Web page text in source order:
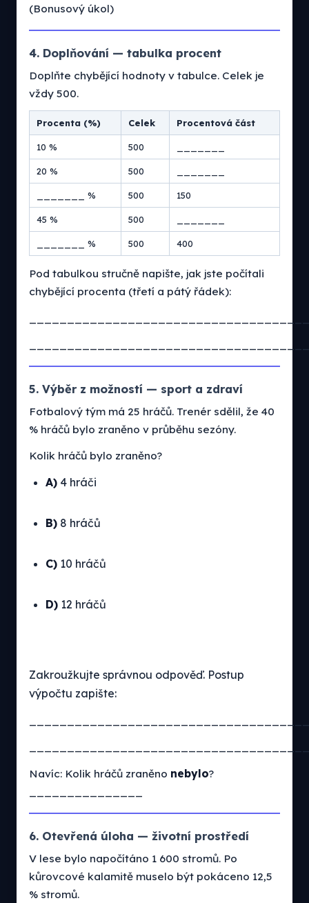
(Bonusový úkol)
4. Doplňování — tabulka procent
Doplňte chybějící hodnoty v tabulce. Celek je
vždy 500.
Procenta (%) Celek Procentová část
10 % 500
20 % 500
_______ % 500 150
45 % 500
_______ % 500 400
Pod tabulkou stručně napište, jak jste počítali
chybějící procenta (třetí a pátý řádek):
5. Výběr z možností — sport a zdraví
Fotbalový tým má 25 hráčů. Trenér sdělil, že 40
% hráčů bylo zraněno v průběhu sezóny.
Kolik hráčů bylo zraněno?
A) 4 hráči
B) 8 hráčů
C) 10 hráčů
D) 12 hráčů
Zakroužkujte správnou odpověď. Postup
výpočtu zapište:
Navíc: Kolik hráčů zraněno nebylo?
6. Otevřená úloha — životní prostředí
V lese bylo napočítáno 1 600 stromů. Po
kůrovcové kalamitě muselo být pokáceno 12,5
% stromů.